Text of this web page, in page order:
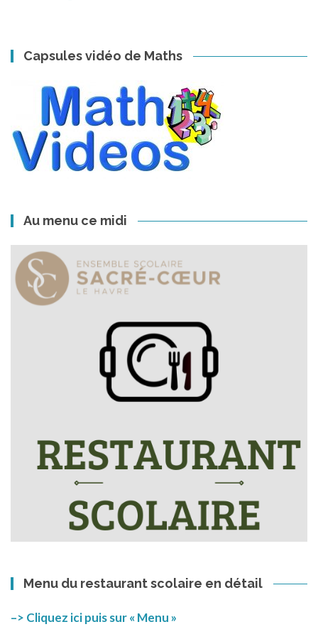
Capsules vidéo de Maths
Au menu ce midi
Menu du restaurant scolaire en détail
–> Cliquez ici puis sur « Menu »